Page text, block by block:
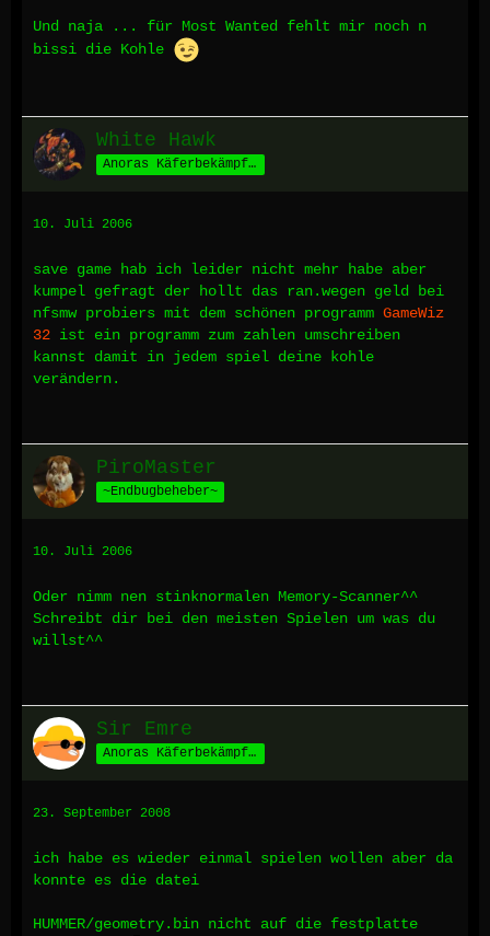
Und naja ... für Most Wanted fehlt mir noch n
bissi die Kohle
White Hawk
Anoras Käferbekämpfer
10. Juli 2006
save game hab ich leider nicht mehr habe aber
kumpel gefragt der hollt das ran.wegen geld bei
nfsmw probiers mit dem schönen programm GameWiz
32 ist ein programm zum zahlen umschreiben
kannst damit in jedem spiel deine kohle
verändern.
PiroMaster
~Endbugbeheber~
10. Juli 2006
Oder nimm nen stinknormalen Memory-Scanner^^
Schreibt dir bei den meisten Spielen um was du
willst^^
Sir Emre
Anoras Käferbekämpfer
23. September 2008
ich habe es wieder einmal spielen wollen aber da
konnte es die datei
HUMMER/geometry.bin nicht auf die festplatte